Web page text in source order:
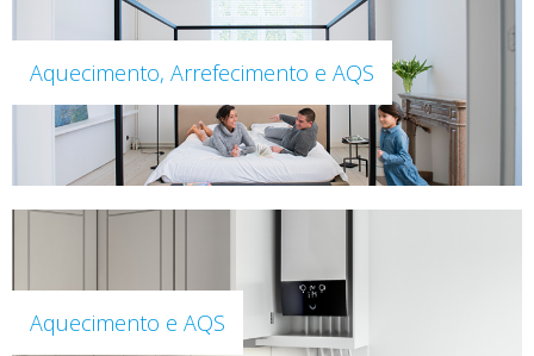
Aquecimento, Arrefecimento e AQS
Aquecimento e AQS